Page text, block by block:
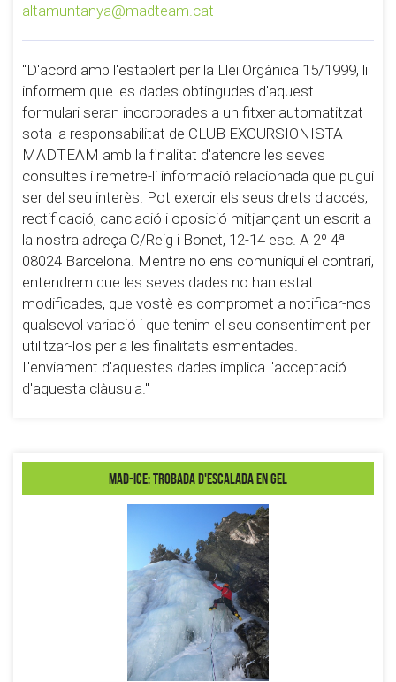
altamuntanya@madteam.cat
"D'acord amb l'establert per la Llei Orgànica 15/1999, li
informem que les dades obtingudes d'aquest
formulari seran incorporades a un fitxer automatitzat
sota la responsabilitat de CLUB EXCURSIONISTA
MADTEAM amb la finalitat d'atendre les seves
consultes i remetre-li informació relacionada que pugui
ser del seu interès. Pot exercir els seus drets d'accés,
rectificació, canclació i oposició mitjançant un escrit a
la nostra adreça C/Reig i Bonet, 12-14 esc. A 2º 4ª
08024 Barcelona. Mentre no ens comuniqui el contrari,
entendrem que les seves dades no han estat
modificades, que vostè es compromet a notificar-nos
qualsevol variació i que tenim el seu consentiment per
utilitzar-los per a les finalitats esmentades.
L'enviament d'aquestes dades implica l'acceptació
d'aquesta clàusula."
Mad-Ice: Trobada d'escalada en Gel